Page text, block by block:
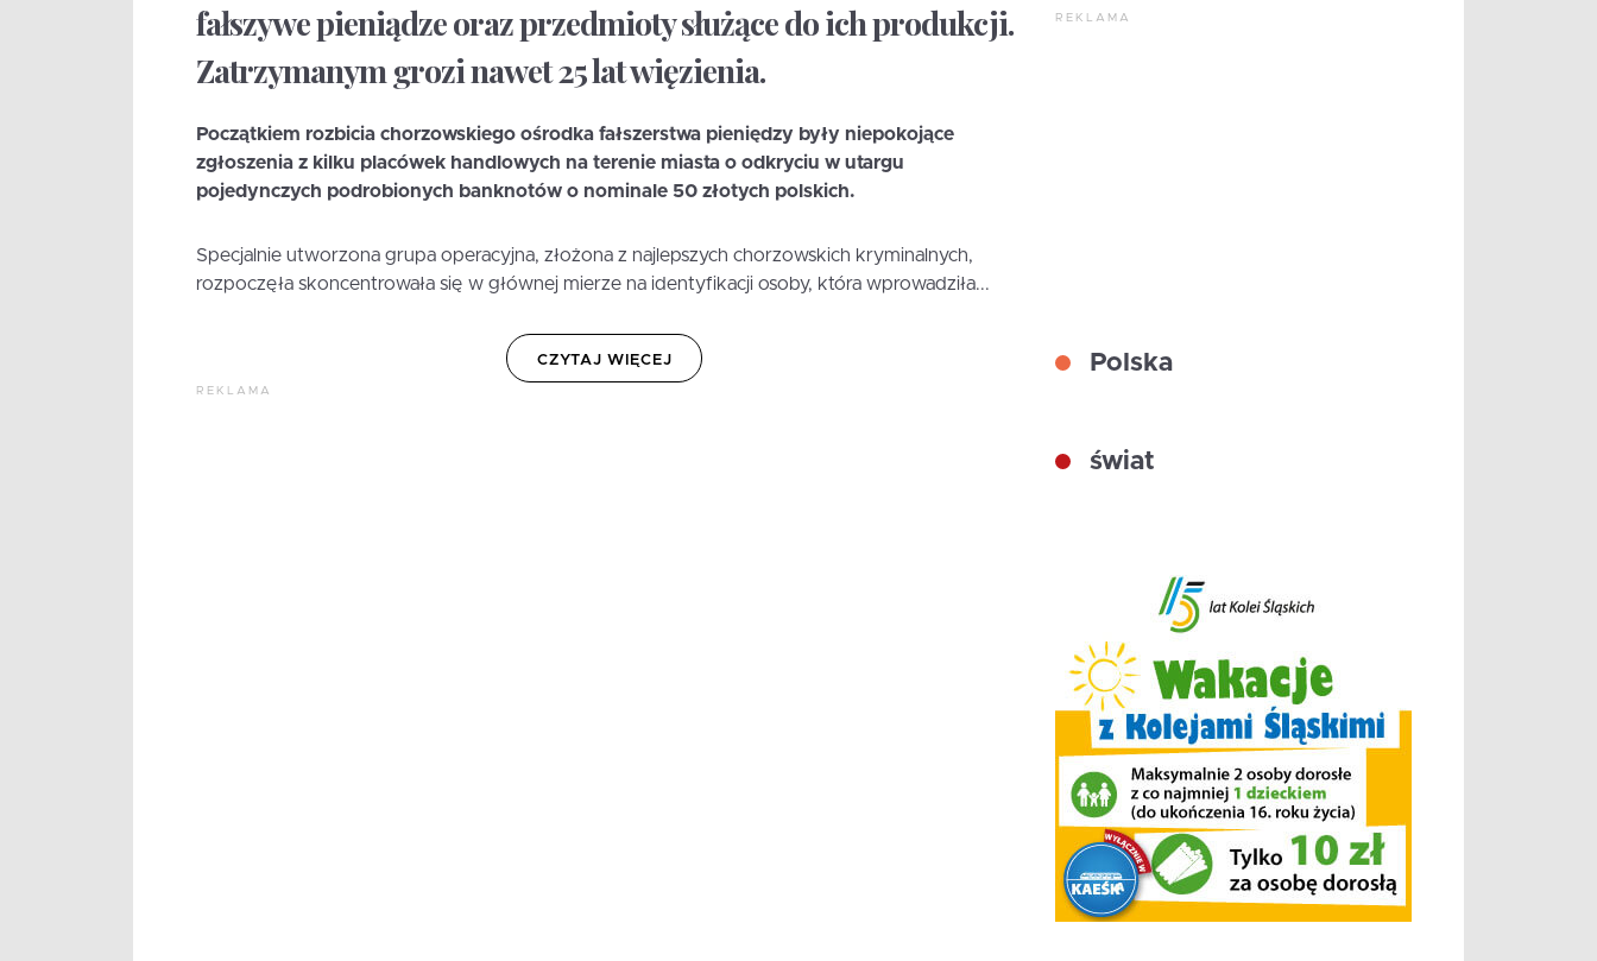
fałszywe pieniądze oraz przedmioty służące do ich produkcji.
Zatrzymanym grozi nawet 25 lat więzienia.
Początkiem rozbicia chorzowskiego ośrodka fałszerstwa pieniędzy były niepokojące
zgłoszenia z kilku placówek handlowych na terenie miasta o odkryciu w utargu
pojedynczych podrobionych banknotów o nominale 50 złotych polskich.
Specjalnie utworzona grupa operacyjna, złożona z najlepszych chorzowskich kryminalnych,
rozpoczęła skoncentrowała się w głównej mierze na identyfikacji osoby, która wprowadziła...
CZYTAJ WIĘCEJ
REKLAMA
REKLAMA
Polska
świat